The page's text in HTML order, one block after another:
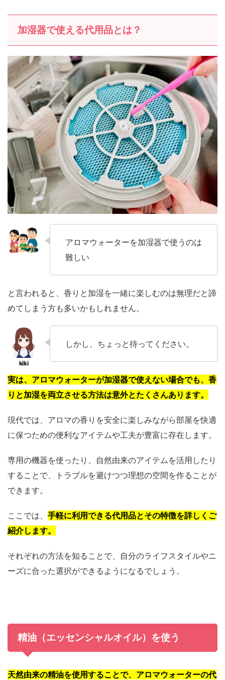
加湿器で使える代用品とは？
アロマウォーターを加湿器で使うのは
難しい
と言われると、香りと加湿を一緒に楽しむのは無理だと諦
めてしまう方も多いかもしれません。
しかし、ちょっと待ってください。
実は、アロマウォーターが加湿器で使えない場合でも、香
りと加湿を両立させる方法は意外とたくさんあります。
現代では、アロマの香りを安全に楽しみながら部屋を快適
に保つための便利なアイテムや工夫が豊富に存在します。
専用の機器を使ったり、自然由来のアイテムを活用したり
することで、トラブルを避けつつ理想の空間を作ることが
できます。
ここでは、 手軽に利用できる代用品とその特徴を詳しくご
紹介します。
それぞれの方法を知ることで、自分のライフスタイルやニ
ーズに合った選択ができるようになるでしょう。
精油（エッセンシャルオイル）を使う
天然由来の精油を使用することで、アロマウォーターの代